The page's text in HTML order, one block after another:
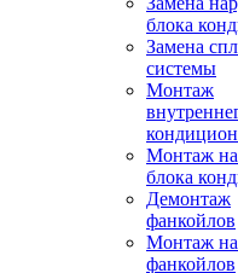
блока
Замена
системы
Монтаж
Монтаж
блока
Демонтаж
фанкойлов
Монтаж
фанкойлов